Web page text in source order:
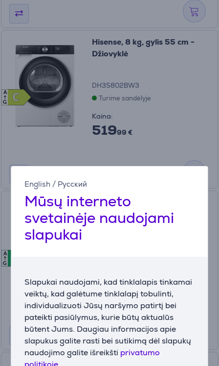
English / Русский
Mūsų interneto
svetainėje naudojami
slapukai
Slapukai naudojami, kad tinklalapis tinkamai
veiktų, kad galėtume tinklalapį tobulinti,
individualizuoti Jūsų naršymo patirtį bei
pateikti pasiūlymus, kurie būtų aktualūs
būtent Jums. Daugiau informacijos apie
slapukus galite rasti bei sutikimą dėl slapukų
naudojimo galite išreikšti privatumo
C
C
A
G
Hisense, 8 kg, gylis 55 cm -
Džiovyklė
DH3S802BW3
Turime sandėlyje
Kaina:
51999 €
A
G
Samsung BeSpoke AI, 9 kg,
gylis 60 cm - Džiovyklė
Kaina:
77999 €